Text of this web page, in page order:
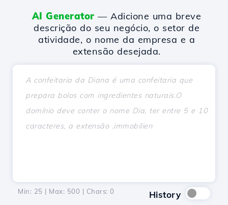
AI Generator — Adicione uma breve
descrição do seu negócio, o setor de
atividade, o nome da empresa e a
extensão desejada.
Min: 25 | Max: 500 | Chars: 0 History